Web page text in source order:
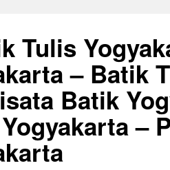
Tulis
– Batik
Batik
–